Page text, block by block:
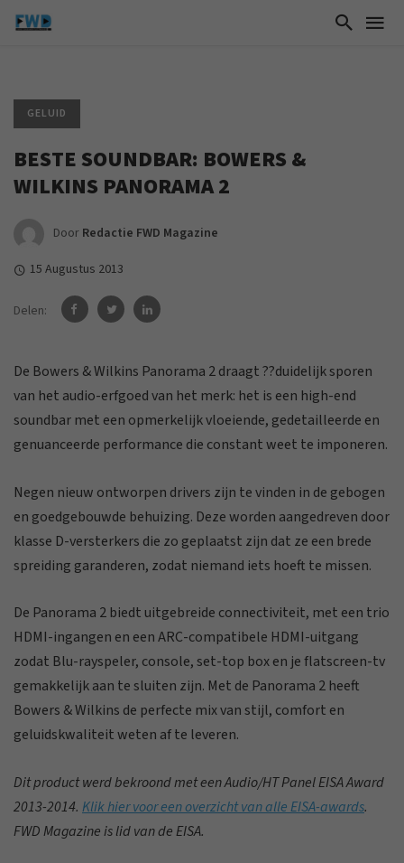
GELUID
BESTE SOUNDBAR: BOWERS &
WILKINS PANORAMA 2
Door Redactie FWD Magazine
15 Augustus 2013
Delen:
De Bowers & Wilkins Panorama 2 draagt ??duidelijk sporen
van het audio-erfgoed van het merk: het is een high-end
soundbar met een opmerkelijk vloeiende, gedetailleerde en
genuanceerde performance die constant weet te imponeren.
Negen nieuw ontworpen drivers zijn te vinden in de gebogen
en goedgebouwde behuizing. Deze worden aangedreven door
klasse D-versterkers die zo geplaatst zijn dat ze een brede
spreiding garanderen, zodat niemand iets hoeft te missen.
De Panorama 2 biedt uitgebreide connectiviteit, met een trio
HDMI-ingangen en een ARC-compatibele HDMI-uitgang
zodat Blu-rayspeler, console, set-top box en je flatscreen-tv
gemakkelijk aan te sluiten zijn. Met de Panorama 2 heeft
Bowers & Wilkins de perfecte mix van stijl, comfort en
geluidskwaliteit weten af te leveren.
Dit product werd bekroond met een Audio/HT Panel EISA Award
2013-2014. Klik hier voor een overzicht van alle EISA-awards.
FWD Magazine is lid van de EISA.